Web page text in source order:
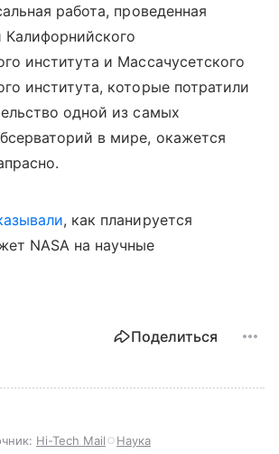
работа, проведенная
института и Массачусетского
института, которые потратили
одной из самых
в мире, окажется
, как планируется
NASA на научные
Поделиться
Hi-Tech Mail Наука